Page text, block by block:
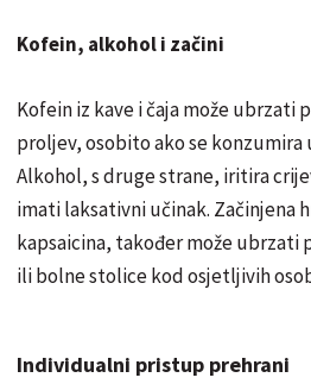
Kofein, alkohol i začini
Kofein iz kave i čaja može ubrzati
proljev, osobito ako se konzumira
Alkohol, s druge strane, iritira
imati laksativni učinak. Začinjena
kapsaicina, također može ubrzati
ili bolne stolice kod osjetljivih
Individualni pristup prehrani